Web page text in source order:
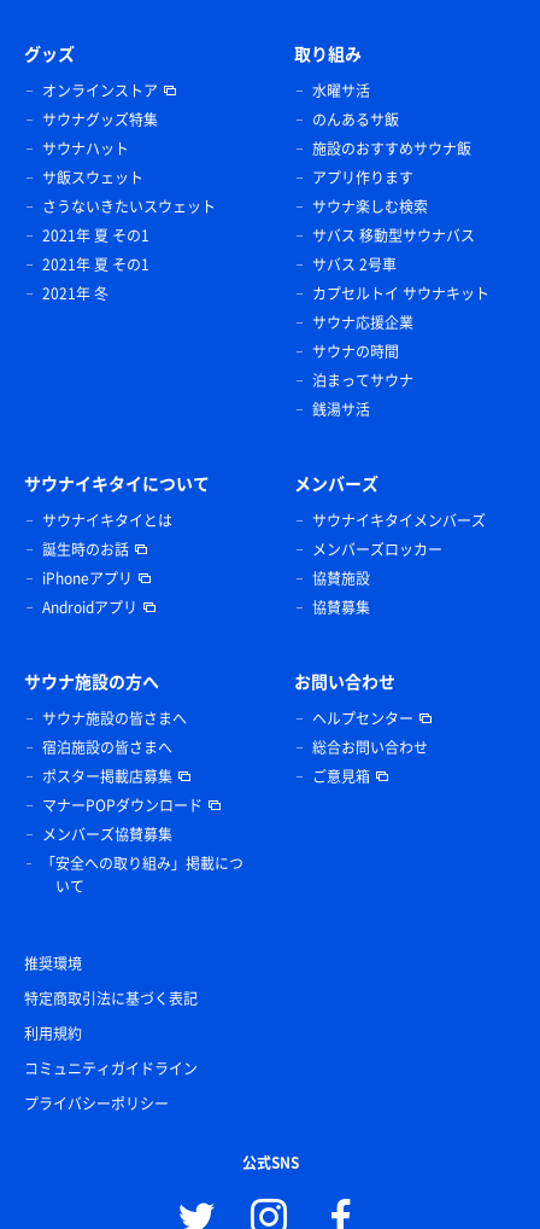
グッズ
オンラインストア
サウナグッズ特集
サウナハット
サ飯スウェット
さうないきたいスウェット
2021年 夏 その1
2021年 夏 その1
2021年 冬
取り組み
水曜サ活
のんあるサ飯
施設のおすすめサウナ飯
アプリ作ります
サウナ楽しむ検索
サバス 移動型サウナバス
サバス 2号車
カプセルトイ サウナキット
サウナ応援企業
サウナの時間
泊まってサウナ
銭湯サ活
サウナイキタイについて
サウナイキタイとは
誕生時のお話
iPhoneアプリ
Androidアプリ
メンバーズ
サウナイキタイメンバーズ
メンバーズロッカー
協賛施設
協賛募集
サウナ施設の方へ
サウナ施設の皆さまへ
宿泊施設の皆さまへ
ポスター掲載店募集
マナーPOPダウンロード
メンバーズ協賛募集
「安全への取り組み」掲載につ
いて
お問い合わせ
ヘルプセンター
総合お問い合わせ
ご意見箱
推奨環境
特定商取引法に基づく表記
利用規約
コミュニティガイドライン
プライバシーポリシー
公式SNS